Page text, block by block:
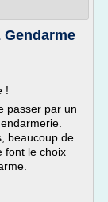
Gendarme
!
passer par un
beaucoup de
font le choix